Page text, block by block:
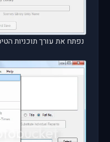
נפתח את עורך תוכניות